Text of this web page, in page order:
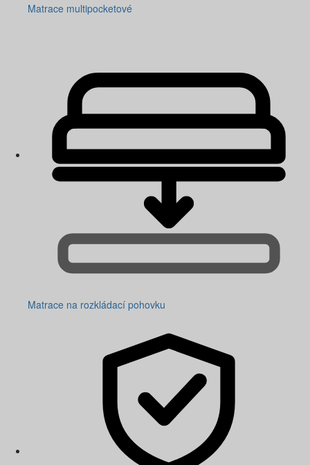
Matrace multipocketové
Matrace na rozkládací pohovku